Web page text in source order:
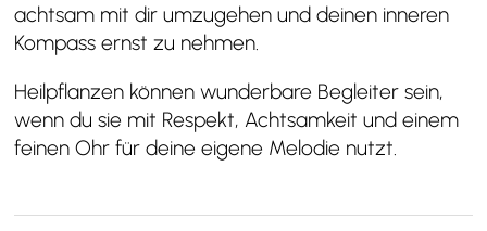
achtsam mit dir umzugehen und deinen inneren
Kompass ernst zu nehmen.
Heilpflanzen können wunderbare Begleiter sein,
wenn du sie mit Respekt, Achtsamkeit und einem
feinen Ohr für deine eigene Melodie nutzt.